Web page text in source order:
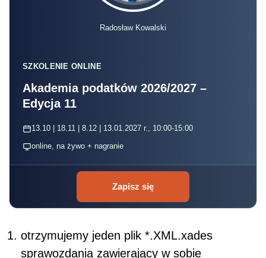
Radosław Kowalski
SZKOLENIE ONLINE
Akademia podatków 2026/2027 –
Edycja 11
13.10 | 18.11 | 8.12 | 13.01.2027 r., 10:00-15:00
online, na żywo + nagranie
Zapisz się
otrzymujemy jeden plik *.XML.xades
sprawozdania zawierający w sobie